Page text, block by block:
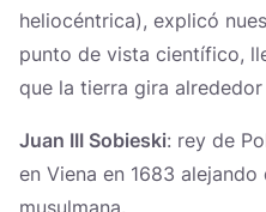
heliocéntrica), explicó
punto de vista científico,
que la tierra gira
Juan III Sobieski: rey de
en Viena en 1683
musulmana.